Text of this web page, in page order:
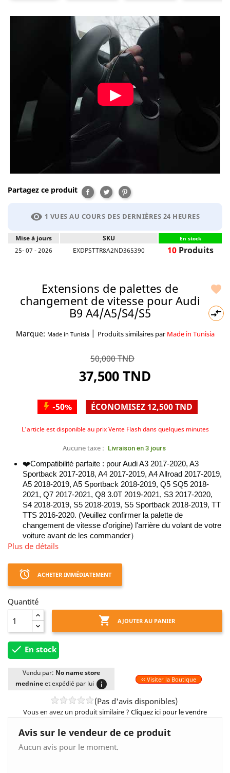
Partagez ce produit Partager
TweetPinterest
visibility 1 VUES AU COURS DES DERNIÈRES 24 HEURES
Mise à jours SKU En stock
25- 07 - 2026 EXDPSTTR8A2ND365390 10Produits


Extensions de palettes de
changement de vitesse pour Audi
B9 A4/A5/S4/S5
Marque: Made in Tunisia | Produits similaires parMade in Tunisia
50,000 TND
37,500 TND
-50% ÉCONOMISEZ 12,500 TND
L'article est disponible au prix Vente Flash dans quelques minutes
Aucune taxe : Livraison en 3 jours
❤️Compatibilité parfaite : pour Audi A3 2017-2020, A3
Sportback 2017-2018, A4 2017-2019, A4 Allroad 2017-2019,
A5 2018-2019, A5 Sportback 2018-2019, Q5 SQ5 2018-
2021, Q7 2017-2021, Q8 3.0T 2019-2021, S3 2017-2020,
S4 2018-2019, S5 2018-2019, S5 Sportback 2018-2019, TT
TTS 2016-2020. (Veuillez confirmer la palette de
changement de vitesse d'origine) l'arrière du volant de votre
voiture avant de les commander）
Plus de détails
access_alarm ACHETER IMMÉDIATEMENT
Quantité
 AJOUTER AU PANIER
 En stock
Vendu par: No name store
mednine et expédié par lui info Visiter la Boutique
(Pas d'avis disponibles)
Vous en avez un produit similaire ? Cliquez ici pour le vendre
Avis sur le vendeur de ce produit
Aucun avis pour le moment.